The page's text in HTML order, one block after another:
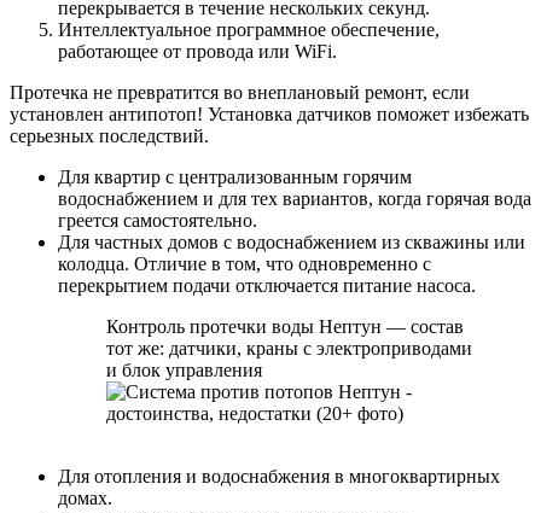
перекрывается в течение нескольких секунд.
Интеллектуальное программное обеспечение,
работающее от провода или WiFi.
Протечка не превратится во внеплановый ремонт, если
установлен антипотоп! Установка датчиков поможет избежать
серьезных последствий.
Для квартир с централизованным горячим
водоснабжением и для тех вариантов, когда горячая вода
греется самостоятельно.
Для частных домов с водоснабжением из скважины или
колодца. Отличие в том, что одновременно с
перекрытием подачи отключается питание насоса.
Контроль протечки воды Нептун — состав
тот же: датчики, краны с электроприводами
и блок управления
Для отопления и водоснабжения в многоквартирных
домах.